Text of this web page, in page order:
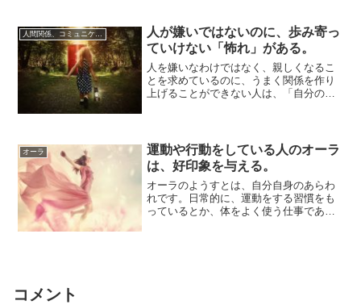
人間関係、コミュニケーション
人が嫌いではないのに、歩み寄っ
ていけない「怖れ」がある。
人を嫌いなわけではなく、親しくなるこ
とを求めているのに、うまく関係を作り
上げることができない人は、「自分のほ
オーラ
運動や行動をしている人のオーラ
は、好印象を与える。
オーラのようすとは、自分自身のあらわ
れです。日常的に、運動をする習慣をも
っているとか、体をよく使う仕事である
コメント